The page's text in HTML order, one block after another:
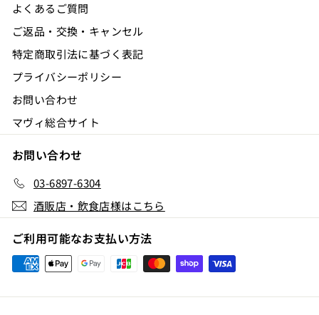
よくあるご質問
ご返品・交換・キャンセル
特定商取引法に基づく表記
プライバシーポリシー
お問い合わせ
マヴィ総合サイト
お問い合わせ
03-6897-6304
酒販店・飲食店様はこちら
ご利用可能なお支払い方法